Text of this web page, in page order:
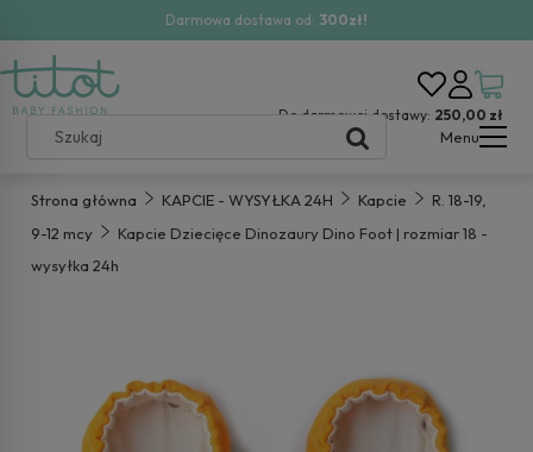
Darmowa dostawa od: 300zł!
Do darmowej dostawy: 250,00 zł
Menu
Strona główna KAPCIE - WYSYŁKA 24H Kapcie
R. 18-19,
9-12 mcy
Kapcie Dziecięce Dinozaury Dino Foot | rozmiar 18 -
wysyłka 24h